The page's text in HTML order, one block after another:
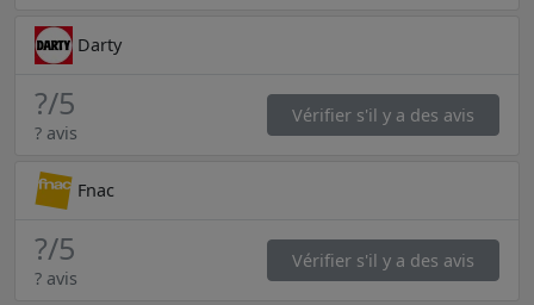
Darty
?/5
? avis
Vérifier s'il y a des avis
Fnac
?/5
? avis
Vérifier s'il y a des avis